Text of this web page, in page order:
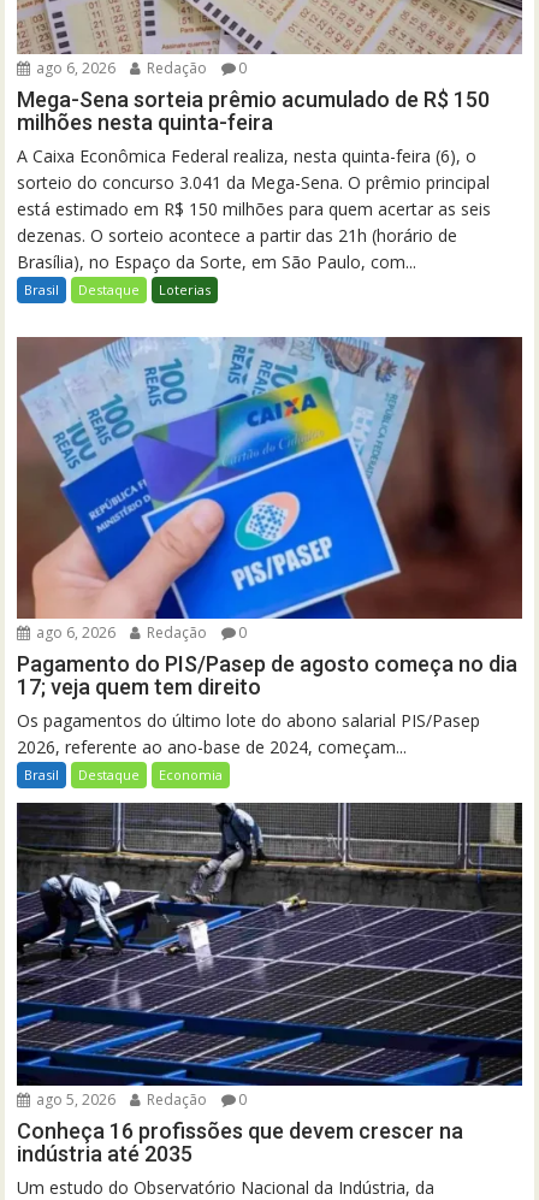
ago 6, 2026 Redação 0
Mega-Sena sorteia prêmio acumulado de R$ 150
milhões nesta quinta-feira
A Caixa Econômica Federal realiza, nesta quinta-feira (6), o
sorteio do concurso 3.041 da Mega-Sena. O prêmio principal
está estimado em R$ 150 milhões para quem acertar as seis
dezenas. O sorteio acontece a partir das 21h (horário de
Brasília), no Espaço da Sorte, em São Paulo, com...
Brasil Destaque Loterias
ago 6, 2026 Redação 0
Pagamento do PIS/Pasep de agosto começa no dia
17; veja quem tem direito
Os pagamentos do último lote do abono salarial PIS/Pasep
2026, referente ao ano-base de 2024, começam...
Brasil Destaque Economia
ago 5, 2026 Redação 0
Conheça 16 profissões que devem crescer na
indústria até 2035
Um estudo do Observatório Nacional da Indústria, da